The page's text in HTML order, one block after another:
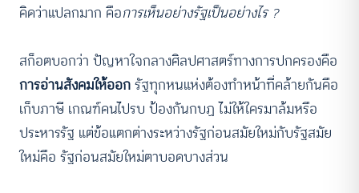
คิดว่าแปลกมาก คือการเห็นอย่างรัฐเป็นอย่างไร ?
สก็อตบอกว่า ปัญหาใจกลางศิลปศาสตร์ทางการปกครองคือ
การอ่านสังคมให้ออกรัฐทุกหนแห่งต้องทำหน้าที่คล้ายกันคือ
เก็บภาษี เกณฑ์คนไปรบ ป้องกันกบฏ ไม่ให้ใครมาล้มหรือ
ประหารรัฐ แต่ข้อแตกต่างระหว่างรัฐก่อนสมัยใหม่กับรัฐสมัย
ใหม่คือ รัฐก่อนสมัยใหม่ตาบอดบางส่วน